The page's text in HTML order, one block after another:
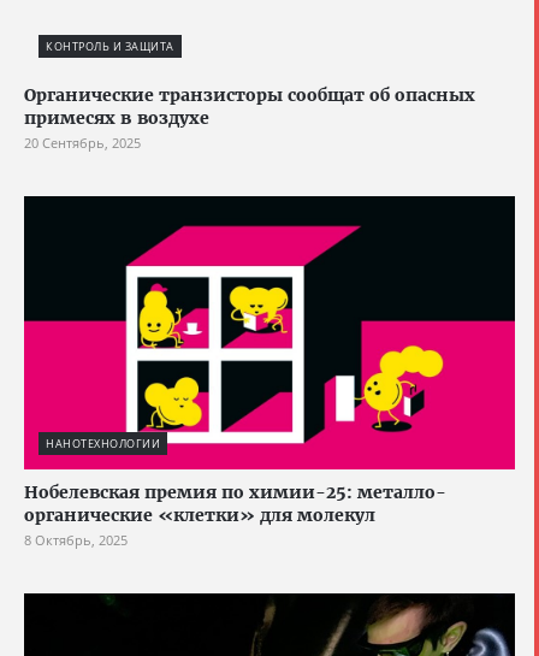
КОНТРОЛЬ И ЗАЩИТА
Органические транзисторы сообщат об опасных
примесях в воздухе
20 Сентябрь, 2025
НАНОТЕХНОЛОГИИ
Нобелевская премия по химии-25: металло-
органические «клетки» для молекул
8 Октябрь, 2025